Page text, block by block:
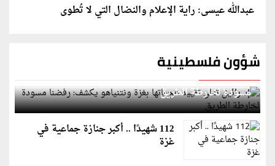
عبدالله عيسى: راية الإعلام والنضال التي لا تُطوى
شؤون فلسطينية
إسرائيل تعلن تقييد هجماتها بغزة ونتنياهو يكشف: رفضنا
مسودة لخارطة الطريق
112 شهيدًا .. أكبر جنازة جماعية في
غزة